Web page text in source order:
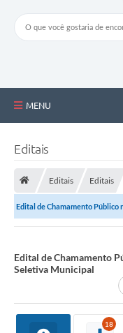
MENU
Estrutura Administrativa
Galeria de Vídeos
Editais
Editais Editais
Edital de Chamamento Público
Edital de Chamamento
Seletiva Municipal
18